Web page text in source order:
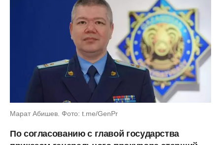
Марат Абишев. Фото: t.me/GenPr
По согласованию с главой государства